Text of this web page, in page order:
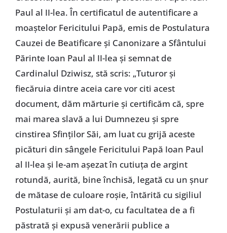
Paul al II-lea. În certificatul de autentificare a
moaştelor Fericitului Papă, emis de Postulatura
Cauzei de Beatificare şi Canonizare a Sfântului
Părinte Ioan Paul al II-lea şi semnat de
Cardinalul Dziwisz, stă scris: „Tuturor şi
fiecăruia dintre aceia care vor citi acest
document, dăm mărturie şi certificăm că, spre
mai marea slavă a lui Dumnezeu şi spre
cinstirea Sfinţilor Săi, am luat cu grijă aceste
picături din sângele Fericitului Papă Ioan Paul
al II-lea şi le-am aşezat în cutiuţa de argint
rotundă, aurită, bine închisă, legată cu un şnur
de mătase de culoare roşie, întărită cu sigiliul
Postulaturii şi am dat-o, cu facultatea de a fi
păstrată şi expusă venerării publice a